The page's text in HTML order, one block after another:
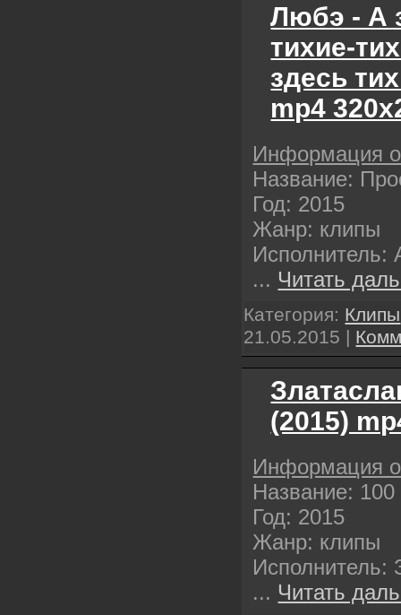
Любэ - А
тихие-
здесь
mp4
Информация
Название:
Год: 2015
Жанр: клипы
Исполнитель:
... Читать
Категория: Клипы
21.05.2015 |
(2015)
Информация
Название:
Год: 2015
Жанр: клипы
Исполнитель:
... Читать